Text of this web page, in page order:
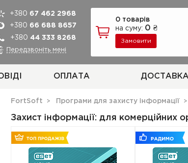
0 товарів
на суму: 0 ₴
Замовити
ОПЛАТА ДОСТАВКА
+380 67 462 2968
+380 66 688 8657
+380 44 333 8268
Передзвоніть мені
FortSoft Програми для захисту інформації
Захист інформації: для комерційних